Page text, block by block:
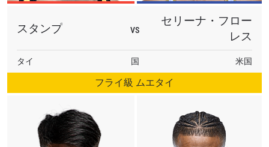
スタンプ VS
セリーナ・フロー
レス
タイ 国 米国
フライ級 ムエタイ